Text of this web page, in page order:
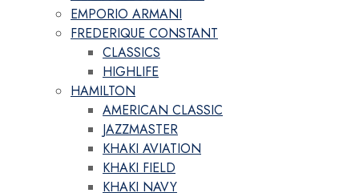
EMPORIO ARMANI
FREDERIQUE CONSTANT
CLASSICS
HIGHLIFE
HAMILTON
AMERICAN CLASSIC
JAZZMASTER
KHAKI AVIATION
KHAKI FIELD
KHAKI NAVY